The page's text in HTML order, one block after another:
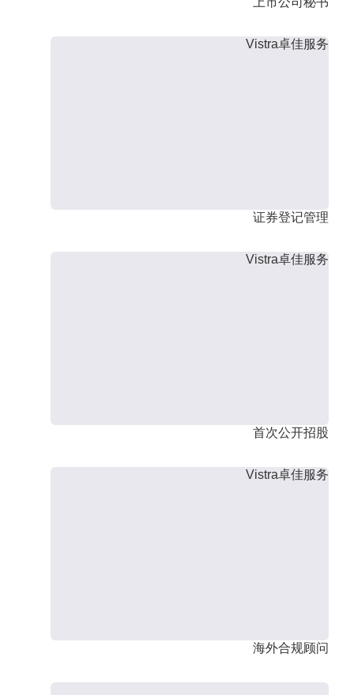
Vistra卓佳服务
证券登记管理
Vistra卓佳服务
首次公开招股
Vistra卓佳服务
海外合规顾问